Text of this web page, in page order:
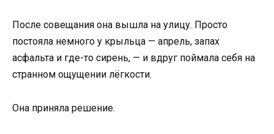
После совещания она вышла на улицу. Просто
постояла немного у крыльца — апрель, запах
асфальта и где-то сирень, — и вдруг поймала себя на
странном ощущении лёгкости.
Она приняла решение.